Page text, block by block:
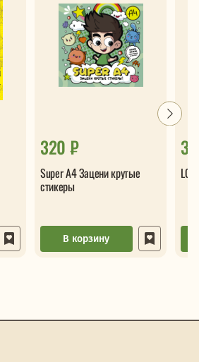
320 ₽
Super А4 Зацени крутые
стикеры
В корзину